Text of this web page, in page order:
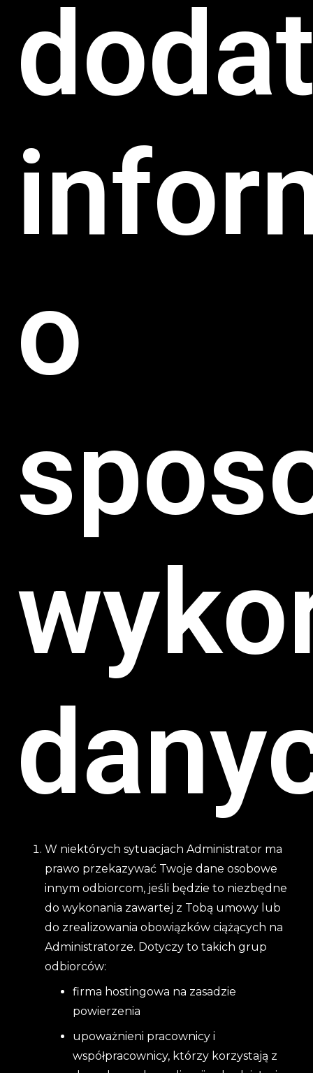
o
W niektórych sytuacjach Administrator ma
prawo przekazywać Twoje dane osobowe
innym odbiorcom, jeśli będzie to niezbędne
do wykonania zawartej z Tobą umowy lub
do zrealizowania obowiązków ciążących na
Administratorze. Dotyczy to takich grup
odbiorców:
firma hostingowa na zasadzie
powierzenia
upoważnieni pracownicy i
współpracownicy, którzy korzystają z